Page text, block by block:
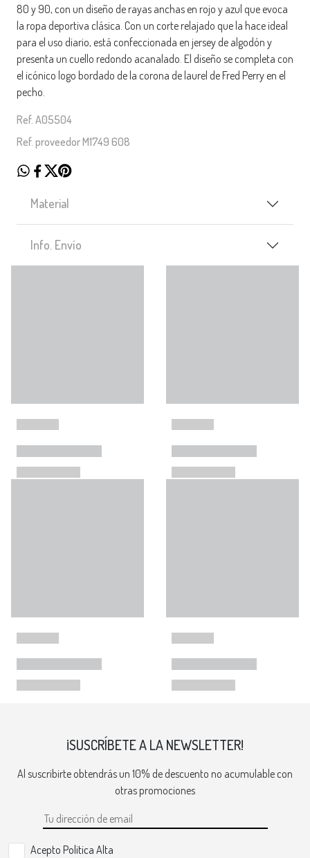
80 y 90, con un diseño de rayas anchas en rojo y azul que evoca
la ropa deportiva clásica. Con un corte relajado que la hace ideal
para el uso diario, está confeccionada en jersey de algodón y
presenta un cuello redondo acanalado. El diseño se completa con
el icónico logo bordado de la corona de laurel de Fred Perry en el
pecho.
Ref. A05504
Ref. proveedor M1749 608
Material
Info. Envío
¡SUSCRÍBETE A LA NEWSLETTER!
Al suscribirte obtendrás un 10% de descuento no acumulable con
otras promociones
Acepto Politica Alta